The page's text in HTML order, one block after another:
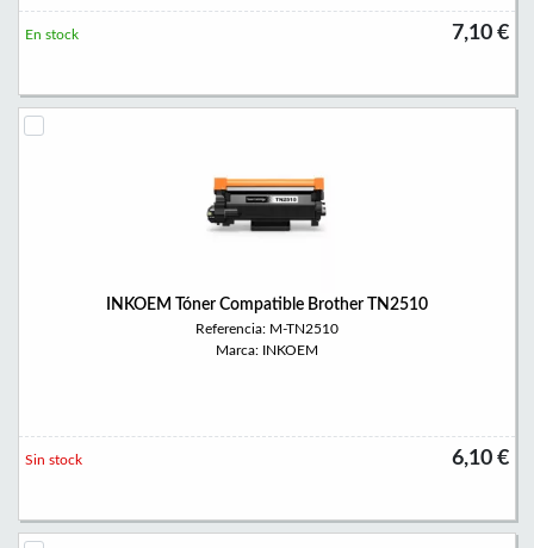
7,10 €
En stock
INKOEM Tóner Compatible Brother TN2510
Referencia: M-TN2510
Marca: INKOEM
6,10 €
Sin stock